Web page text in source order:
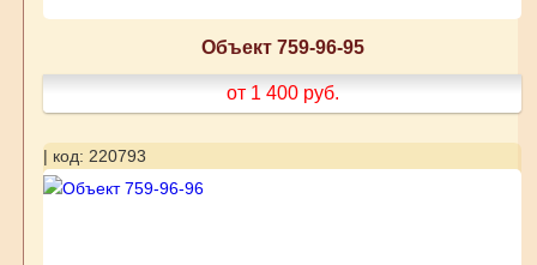
Объект 759-96-95
от 1 400 руб.
| код: 220793